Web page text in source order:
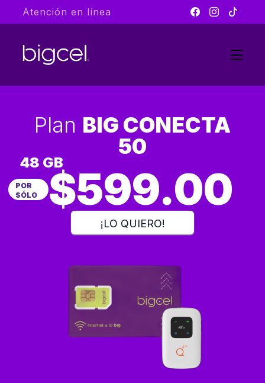
Atención en línea
Plan BIG CONECTA
50
48 GB
POR
SÓLO
$599.00
¡LO QUIERO!